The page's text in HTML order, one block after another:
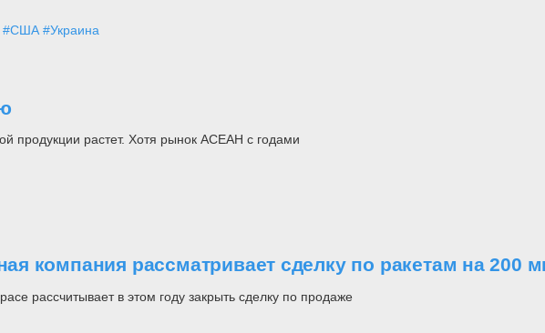
#США #Украина
продукции растет. Хотя рынок АСЕАН с годами
компания рассматривает сделку по ракетам на 200
рассчитывает в этом году закрыть сделку по продаже